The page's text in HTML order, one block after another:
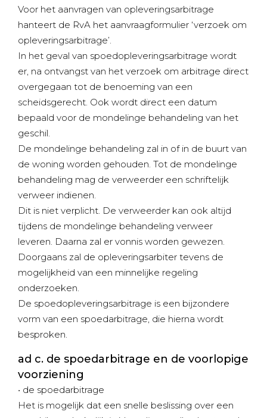
Voor het aanvragen van opleveringsarbitrage
hanteert de RvA het aanvraagformulier ‘verzoek om
opleveringsarbitrage’.
In het geval van spoedopleveringsarbitrage wordt
er, na ontvangst van het verzoek om arbitrage direct
overgegaan tot de benoeming van een
scheidsgerecht. Ook wordt direct een datum
bepaald voor de mondelinge behandeling van het
geschil.
De mondelinge behandeling zal in of in de buurt van
de woning worden gehouden. Tot de mondelinge
behandeling mag de verweerder een schriftelijk
verweer indienen.
Dit is niet verplicht. De verweerder kan ook altijd
tijdens de mondelinge behandeling verweer
leveren. Daarna zal er vonnis worden gewezen.
Doorgaans zal de opleveringsarbiter tevens de
mogelijkheid van een minnelijke regeling
onderzoeken.
De spoedopleveringsarbitrage is een bijzondere
vorm van een spoedarbitrage, die hierna wordt
besproken.
ad c. de spoedarbitrage en de voorlopige
voorziening
• de spoedarbitrage
Het is mogelijk dat een snelle beslissing over een